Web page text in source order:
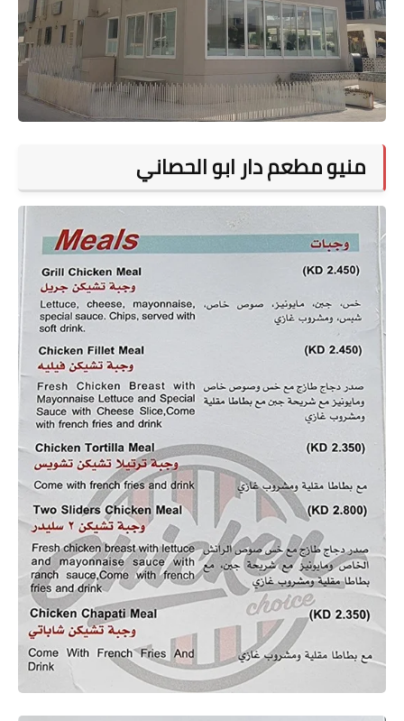
منيو مطعم دار ابو الحصاني